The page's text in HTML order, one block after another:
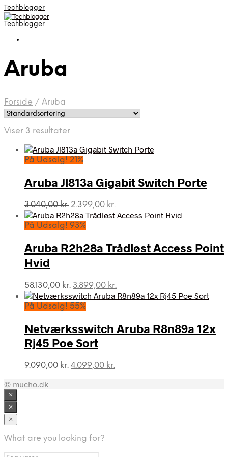
Techblogger
Techblogger
Aruba
Forside / Aruba
Viser 3 resultater
På Udsalg! 21%
Aruba Jl813a Gigabit Switch Porte
3.040,00kr. Den
oprindelige
pris
3.040,00 kr..
2.399,00 kr.
aktuelle
2.399,00 kr..
På Udsalg! 93%
Aruba R2h28a Trådløst Access Point
Hvid
58.130,00kr. Den
oprindelige
pris
58.130,00 kr..
3.899,00 kr.
aktuelle
3.899,00 kr..
På Udsalg! 55%
Netværksswitch Aruba R8n89a 12x
Rj45 Poe Sort
9.090,00kr. Den
4.099,00 kr.
© mucho.dk
×
×
×
What are you looking for?